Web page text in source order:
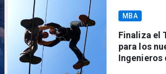
MBA
Finaliza el
para los
Ingenieros